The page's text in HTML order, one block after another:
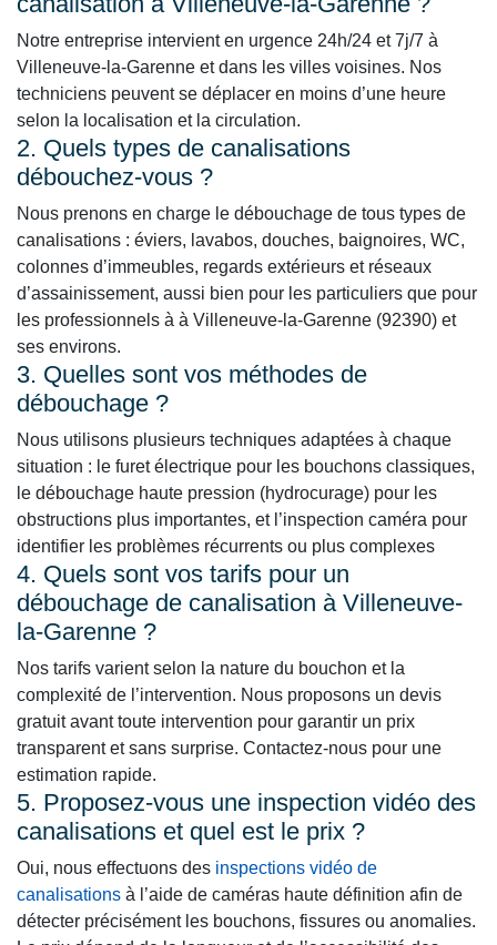
Notre entreprise intervient en urgence 24h/24 et 7j/7 à
Villeneuve-la-Garenne et dans les villes voisines. Nos
techniciens peuvent se déplacer en moins d’une heure
selon la localisation et la circulation.
2. Quels types de canalisations
débouchez-vous ?
Nous prenons en charge le débouchage de tous types de
canalisations : éviers, lavabos, douches, baignoires, WC,
colonnes d’immeubles, regards extérieurs et réseaux
d’assainissement, aussi bien pour les particuliers que pour
les professionnels à à Villeneuve-la-Garenne (92390) et
ses environs.
3. Quelles sont vos méthodes de
débouchage ?
Nous utilisons plusieurs techniques adaptées à chaque
situation : le furet électrique pour les bouchons classiques,
le débouchage haute pression (hydrocurage) pour les
obstructions plus importantes, et l’inspection caméra pour
identifier les problèmes récurrents ou plus complexes
4. Quels sont vos tarifs pour un
débouchage de canalisation à Villeneuve-
la-Garenne ?
Nos tarifs varient selon la nature du bouchon et la
complexité de l’intervention. Nous proposons un devis
gratuit avant toute intervention pour garantir un prix
transparent et sans surprise. Contactez-nous pour une
estimation rapide.
5. Proposez-vous une inspection vidéo des
canalisations et quel est le prix ?
Oui, nous effectuons des inspections vidéo de
canalisations à l’aide de caméras haute définition afin de
détecter précisément les bouchons, fissures ou anomalies.